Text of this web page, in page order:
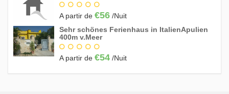
A partir de €56 /Nuit
Sehr schönes Ferienhaus in ItalienApulien
400m v.Meer
A partir de €54 /Nuit